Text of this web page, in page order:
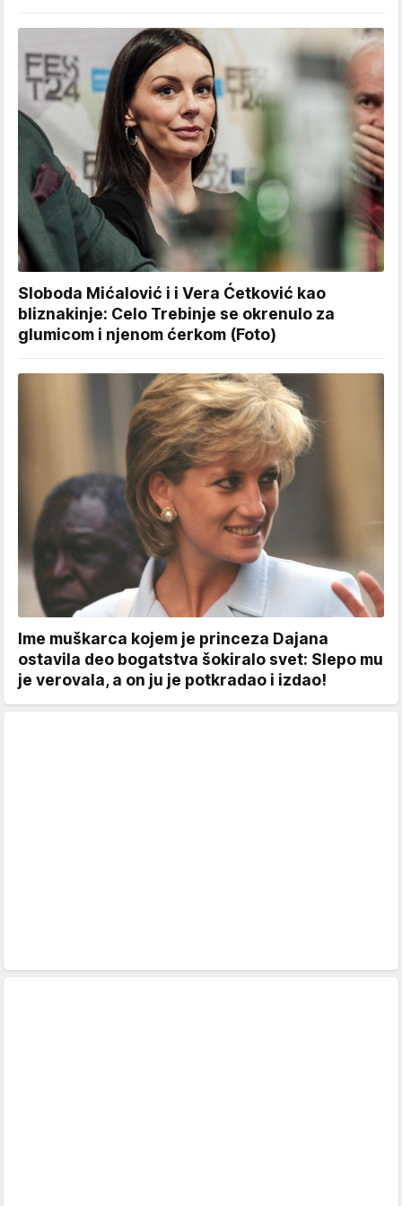
Sloboda Mićalović i i Vera Ćetković kao
bliznakinje: Celo Trebinje se okrenulo za
glumicom i njenom ćerkom (Foto)
Ime muškarca kojem je princeza Dajana
ostavila deo bogatstva šokiralo svet: Slepo mu
je verovala, a on ju je potkradao i izdao!